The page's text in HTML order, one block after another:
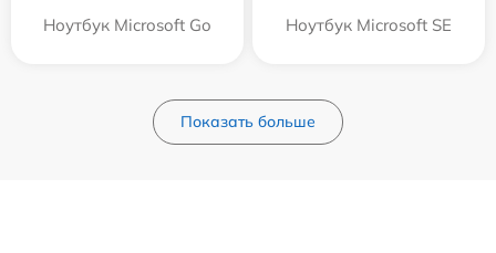
Ноутбук Microsoft Go Ноутбук Microsoft SE
Показать больше